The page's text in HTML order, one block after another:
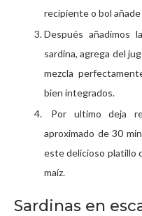
recipiente o bol
Después añadimos
sardina, agrega del
mezcla
bien integrados.
Por ultimo deja
aproximado de 30
este delicioso platillo
maíz.
Sardinas en